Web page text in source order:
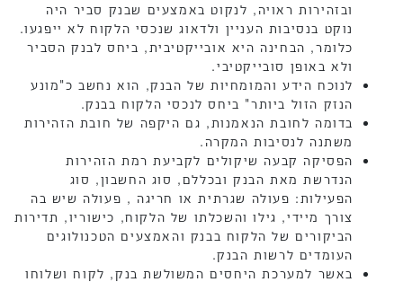
ובזהירות ראויה, לנקוט באמצעים שבנק סביר היה
נוקט בנסיבות העניין ולדאוג שנכסי הלקוח לא ייפגעו.
כלומר, הבחינה היא אובייקטיבית, ביחס לבנק הסביר
ולא באופן סובייקטיבי.
לנוכח הידע והמומחיות של הבנק, הוא נחשב כ"מונע
הנזק הזול ביותר" ביחס לנכסי הלקוח בבנק.
בדומה לחובת הנאמנות, גם היקפה של חובת הזהירות
משתנה לנסיבות המקרה.
הפסיקה קבעה שיקולים לקביעת רמת הזהירות
הנדרשת מאת הבנק ובכללם, סוג החשבון, סוג
הפעילות: פעולה שגרתית או חריגה , פעולה שיש בה
צורך מיידי, גילו והשכלתו של הלקוח, כישוריו, תדירות
הביקורים של הלקוח בבנק והאמצעים הטכנולוגים
העומדים לרשות הבנק.
באשר למערכת היחסים המשולשת בנק, לקוח ושלוחו